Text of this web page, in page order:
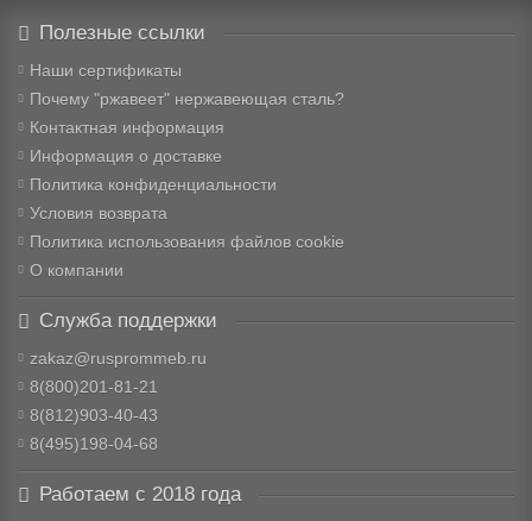
Полезные ссылки
Наши сертификаты
Почему "ржавеет" нержавеющая сталь?
Контактная информация
Информация о доставке
Политика конфиденциальности
Условия возврата
Политика использования файлов cookie
О компании
Служба поддержки
zakaz@rusprommeb.ru
8(800)201-81-21
8(812)903-40-43
8(495)198-04-68
Работаем с 2018 года